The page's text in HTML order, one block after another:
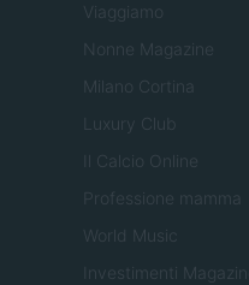
Viaggiamo
Nonne Magazine
Milano Cortina
Luxury Club
Il Calcio Online
Professione mamma
World Music
Investimenti Magazine